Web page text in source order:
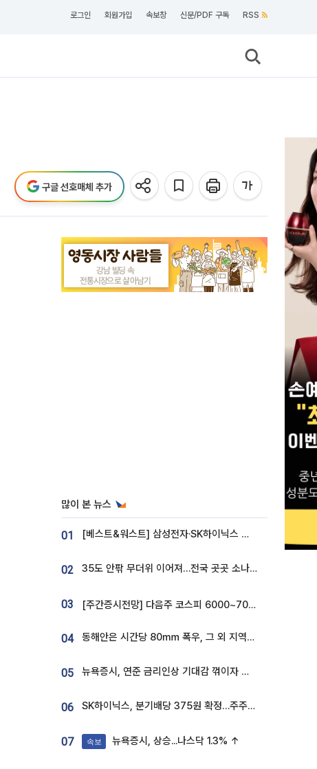
로그인 회원가입 속보창 신문/PDF 구독 RSS
구글 선호매체 추가
많이 본 뉴스
01 [베스트&워스트] 삼성전자·SK하이닉스 밀린 한 주…상상인증권은 85% 급등
02 35도 안팎 무더위 이어져…전국 곳곳 소나기 [오늘 날씨]
03 [주간증시전망] 다음주 코스피 6000~7000⋯“外人 수급은 정책이 변수”
04 동해안은 시간당 80㎜ 폭우, 그 외 지역은 폭염…‘극과 극 날씨’
05 뉴욕증시, 연준 금리인상 기대감 꺾이자 상승...S&P500 사상 최고치 [종합]
06 SK하이닉스, 분기배당 375원 확정…주주환원책 9월로 앞당겨 발표
07 속보 뉴욕증시, 상승...나스닥 1.3% ↑